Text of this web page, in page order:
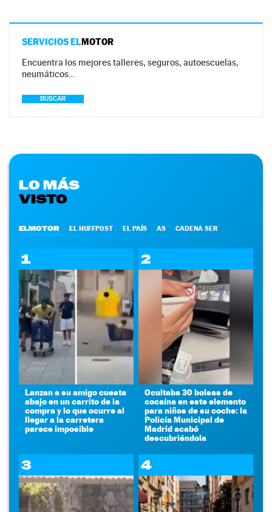
SERVICIOS ELMOTOR
Encuentra los mejores talleres, seguros, autoescuelas,
neumáticos…
BUSCAR
LO MÁS
VISTO
ELMOTOR EL HUFFPOST EL PAÍS AS CADENA SER
1
Lanzan a su amigo cuesta
abajo en un carrito de la
compra y lo que ocurre al
llegar a la carretera
parece imposible
2
Ocultaba 30 bolsas de
cocaína en este elemento
para niños de su coche: la
Policía Municipal de
Madrid acabó
descubriéndola
3 4